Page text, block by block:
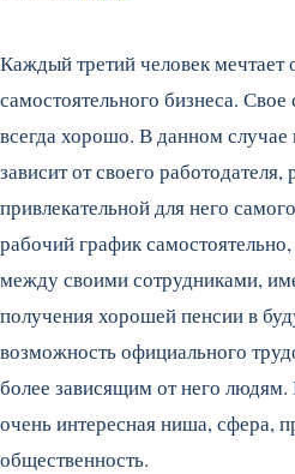
Каждый третий человек мечтает
самостоятельного бизнеса. Свое
всегда хорошо. В данном случае
зависит от своего работодателя,
привлекательной для него
рабочий график
между своими сотрудниками,
получения хорошей пенсии в
возможность официального
более зависящим от него
очень интересная ниша, сфера,
общественность.